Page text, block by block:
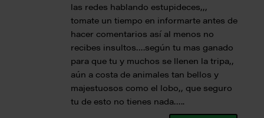
las redes hablando estupideces,,,
tomate un tiempo en informarte antes de
hacer comentarios así al menos no
recibes insultos….según tu mas ganado
para que tu y muchos se llenen la tripa,,
aún a costa de animales tan bellos y
majestuosos como el lobo,, que seguro
tu de esto no tienes nada…..